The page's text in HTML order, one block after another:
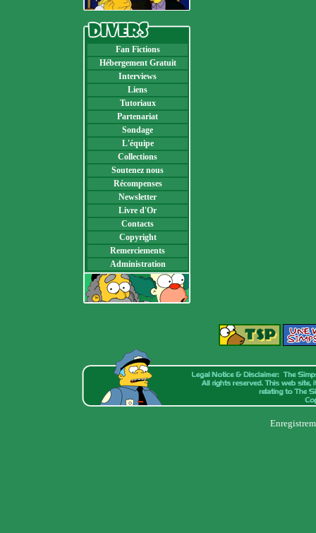
Fan Fictions
Hébergement Gratuit
Interviews
Liens
Tutoriaux
Partenariat
Sondage
L'équipe
Collections
Soutenez nous
Récompenses
Newsletter
Livre d'Or
Contacts
Copyright
Remerciements
Administration